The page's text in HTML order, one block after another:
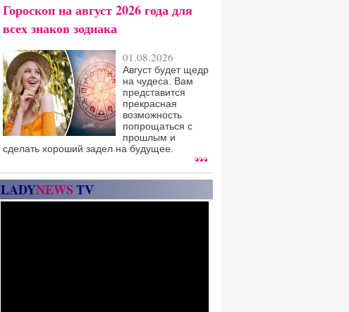
Гороскоп на август 2026 года для
всех знаков зодиака
01.08.2026
Август будет щедр
на чудеса. Вам
представится
прекрасная
возможность
попрощаться с
прошлым и
сделать хороший задел на будущее.
LADYNEWSTV